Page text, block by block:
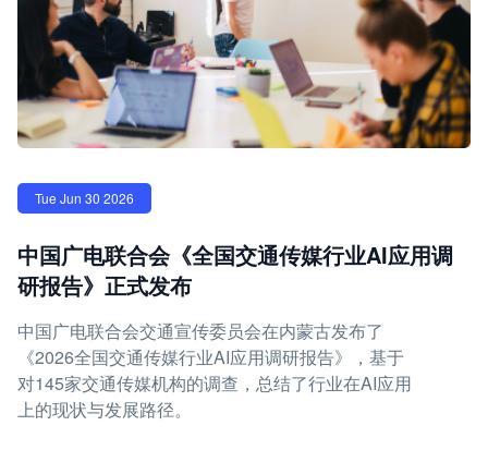
Tue Jun 30 2026
中国广电联合会《全国交通传媒行业AI应用调
研报告》正式发布
中国广电联合会交通宣传委员会在内蒙古发布了
《2026全国交通传媒行业AI应用调研报告》，基于
对145家交通传媒机构的调查，总结了行业在AI应用
上的现状与发展路径。